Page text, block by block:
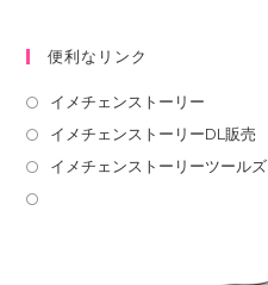
便利なリンク
イメチェンストーリー
イメチェンストーリーDL販売
イメチェンストーリーツールズ